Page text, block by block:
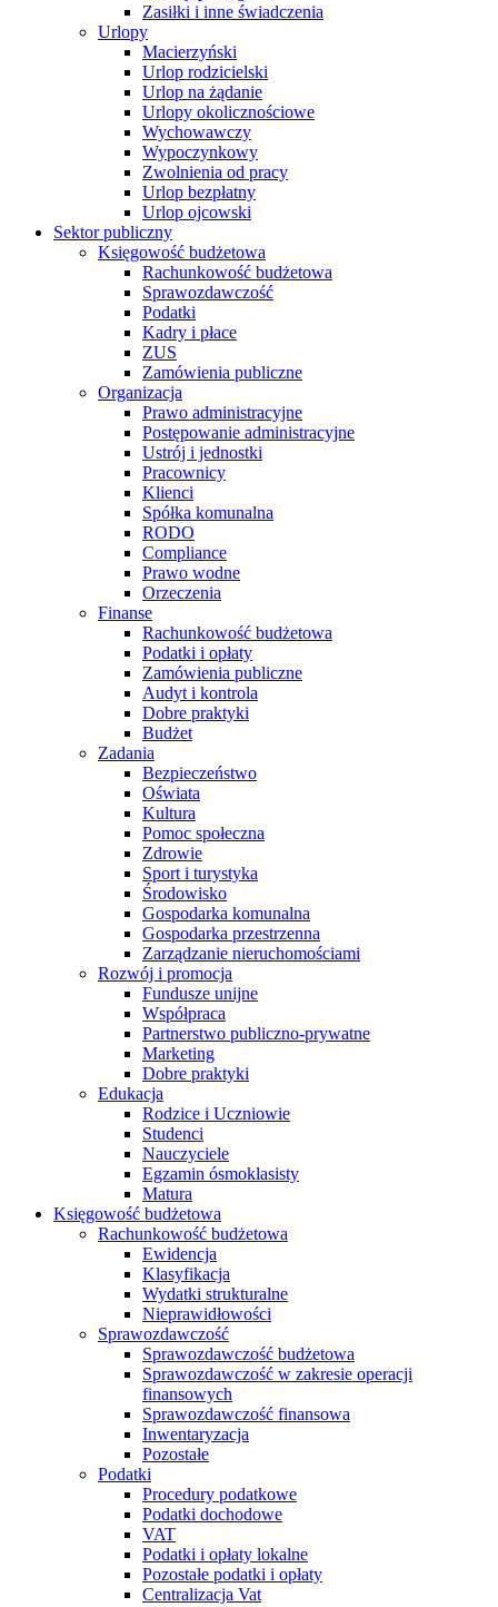
Zasiłki i inne świadczenia
Urlopy
Macierzyński
Urlop rodzicielski
Urlop na żądanie
Urlopy okolicznościowe
Wychowawczy
Wypoczynkowy
Zwolnienia od pracy
Urlop bezpłatny
Urlop ojcowski
Sektor publiczny
Księgowość budżetowa
Rachunkowość budżetowa
Sprawozdawczość
Podatki
Kadry i płace
ZUS
Zamówienia publiczne
Organizacja
Prawo administracyjne
Postępowanie administracyjne
Ustrój i jednostki
Pracownicy
Klienci
Spółka komunalna
RODO
Compliance
Prawo wodne
Orzeczenia
Finanse
Rachunkowość budżetowa
Podatki i opłaty
Zamówienia publiczne
Audyt i kontrola
Dobre praktyki
Budżet
Zadania
Bezpieczeństwo
Oświata
Kultura
Pomoc społeczna
Zdrowie
Sport i turystyka
Środowisko
Gospodarka komunalna
Gospodarka przestrzenna
Zarządzanie nieruchomościami
Rozwój i promocja
Fundusze unijne
Współpraca
Partnerstwo publiczno-prywatne
Marketing
Dobre praktyki
Edukacja
Rodzice i Uczniowie
Studenci
Nauczyciele
Egzamin ósmoklasisty
Matura
Księgowość budżetowa
Rachunkowość budżetowa
Ewidencja
Klasyfikacja
Wydatki strukturalne
Nieprawidłowości
Sprawozdawczość
Sprawozdawczość budżetowa
Sprawozdawczość w zakresie operacji
finansowych
Sprawozdawczość finansowa
Inwentaryzacja
Pozostałe
Podatki
Procedury podatkowe
Podatki dochodowe
VAT
Podatki i opłaty lokalne
Pozostałe podatki i opłaty
Centralizacja Vat